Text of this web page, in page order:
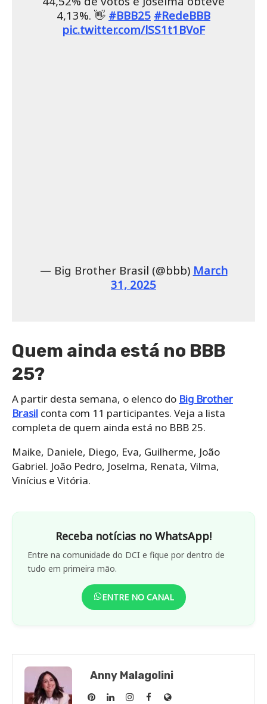
4,13%. 👋 #BBB25 #RedeBBB
pic.twitter.com/lSS1t1BVoF
— Big Brother Brasil (@bbb) March
31, 2025
Quem ainda está no BBB
25?
A partir desta semana, o elenco do Big Brother
Brasil conta com 11 participantes. Veja a lista
completa de quem ainda está no BBB 25.
Maike, Daniele, Diego, Eva, Guilherme, João
Gabriel. João Pedro, Joselma, Renata, Vilma,
Vinícius e Vitória.
Receba notícias no WhatsApp!
Entre na comunidade do DCI e fique por dentro de
tudo em primeira mão.
ENTRE NO CANAL
Anny Malagolini
AnnyAnnyAnnyAnnySite